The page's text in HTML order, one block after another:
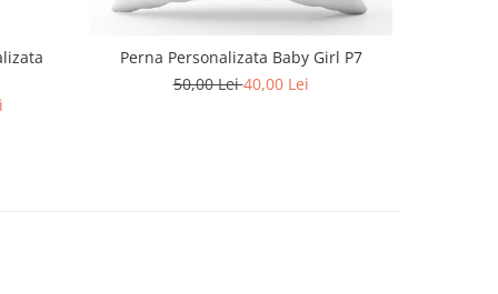
Perna Personalizata Baby Girl P7
50,00 Lei40,00 Lei